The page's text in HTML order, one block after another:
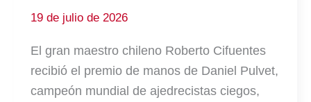
19 de julio de 2026
El gran maestro chileno Roberto Cifuentes
recibió el premio de manos de Daniel Pulvet,
campeón mundial de ajedrecistas ciegos,